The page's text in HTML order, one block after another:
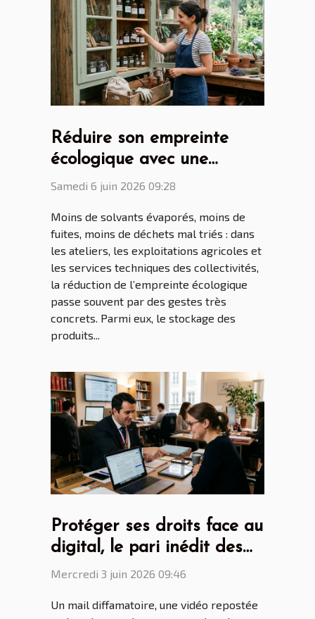
Réduire son empreinte
écologique avec une
armoire phytosanitaire
Samedi 6 juin 2026 09:28
Moins de solvants évaporés, moins de
fuites, moins de déchets mal triés : dans
les ateliers, les exploitations agricoles et
les services techniques des collectivités,
la réduction de l’empreinte écologique
passe souvent par des gestes très
concrets. Parmi eux, le stockage des
produits...
Protéger ses droits face au
digital, le pari inédit des
huissiers de justice
Mercredi 3 juin 2026 09:46
Un mail diffamatoire, une vidéo repostée